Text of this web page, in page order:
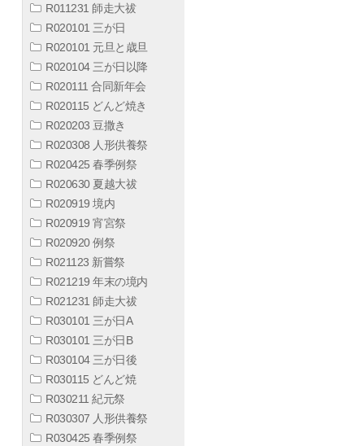
R011231 師走大祓
R020101 三が日
R020101 元旦と歳旦
R020104 三が日以降
R020111 合同新年会
R020115 どんど焼き
R020203 豆撒き
R020308 人形供養祭
R020425 春季例祭
R020630 夏越大祓
R020919 境内
R020919 宵宮祭
R020920 例祭
R021123 新嘗祭
R021219 年末の境内
R021231 師走大祓
R030101 三が日A
R030101 三が日B
R030104 三が日後
R030115 どんど焼
R030211 紀元祭
R030307 人形供養祭
R030425 春季例祭